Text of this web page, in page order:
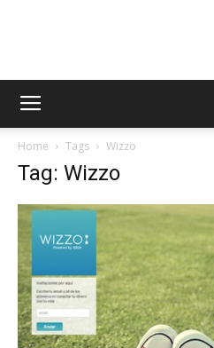
Home Tags Wizzo
Tag: Wizzo